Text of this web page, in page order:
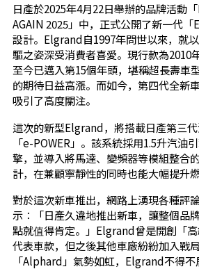
日產於2025年4月22日舉辦的品牌活動
AGAIN 2025」中，正式公開了新一代
設計。Elgrand自1997年問世以來，就
驅之姿深受消費者喜愛。現行款為2010
至今已邁入第15個年頭，堪稱超長壽車
的期待日益高漲。而如今，第四代全新
吸引了高度關注。
這次的新型Elgrand，將搭載日產第三
「e-POWER」。該系統採用1.5升汽油
擎，並導入將馬達、變頻器等模組整合
計，在兼顧寧靜性的同時也能大幅提升燃
對於這次新車推出，網路上湧現各種評
示：「日產久違地推出新車，讓整個品
點就值得肯定。」Elgrand曾是開創「
代表車款，但之後其他車廠紛紛加入戰
「Alphard」氣勢如虹，Elgrand不得不